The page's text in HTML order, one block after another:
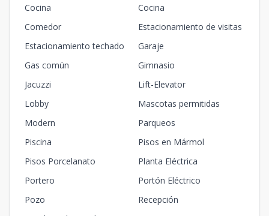
Cocina
Cocina
Comedor
Estacionamiento de visitas
Estacionamiento techado
Garaje
Gas común
Gimnasio
Jacuzzi
Lift-Elevator
Lobby
Mascotas permitidas
Modern
Parqueos
Piscina
Pisos en Mármol
Pisos Porcelanato
Planta Eléctrica
Portero
Portón Eléctrico
Pozo
Recepción